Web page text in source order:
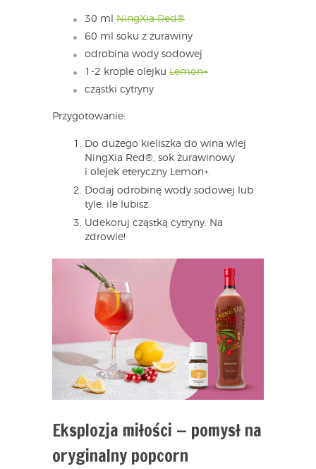
30 ml NingXia Red®
60 ml soku z żurawiny
odrobina wody sodowej
1-2 krople olejku Lemon+
cząstki cytryny
Przygotowanie:
Do dużego kieliszka do wina wlej
NingXia Red®, sok żurawinowy
i olejek eteryczny Lemon+.
Dodaj odrobinę wody sodowej lub
tyle, ile lubisz.
Udekoruj cząstką cytryny. Na
zdrowie!
Eksplozja miłości — pomysł na
oryginalny popcorn